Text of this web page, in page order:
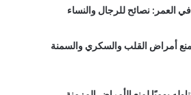
في العمر: نصائح للرجال والنساء
لمنع أمراض القلب والسكري والسمنة